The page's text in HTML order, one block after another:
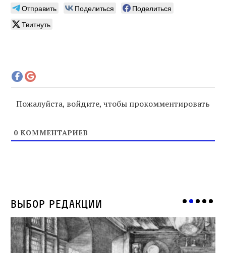
Отправить Поделиться
Поделиться
Твитнуть
Пожалуйста, войдите, чтобы прокомментировать
0 КОММЕНТАРИЕВ
Выбор редакции